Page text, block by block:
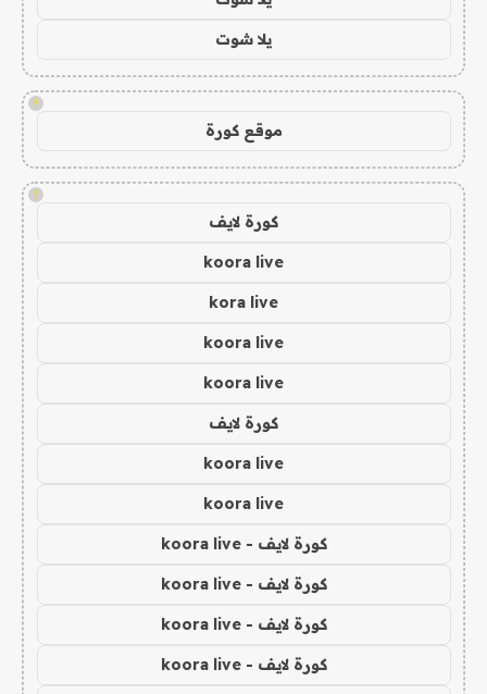
يلا شوت
!
موقع كورة
!
كورة لايف
koora live
kora live
koora live
koora live
كورة لايف
koora live
koora live
كورة لايف - koora live
كورة لايف - koora live
كورة لايف - koora live
كورة لايف - koora live